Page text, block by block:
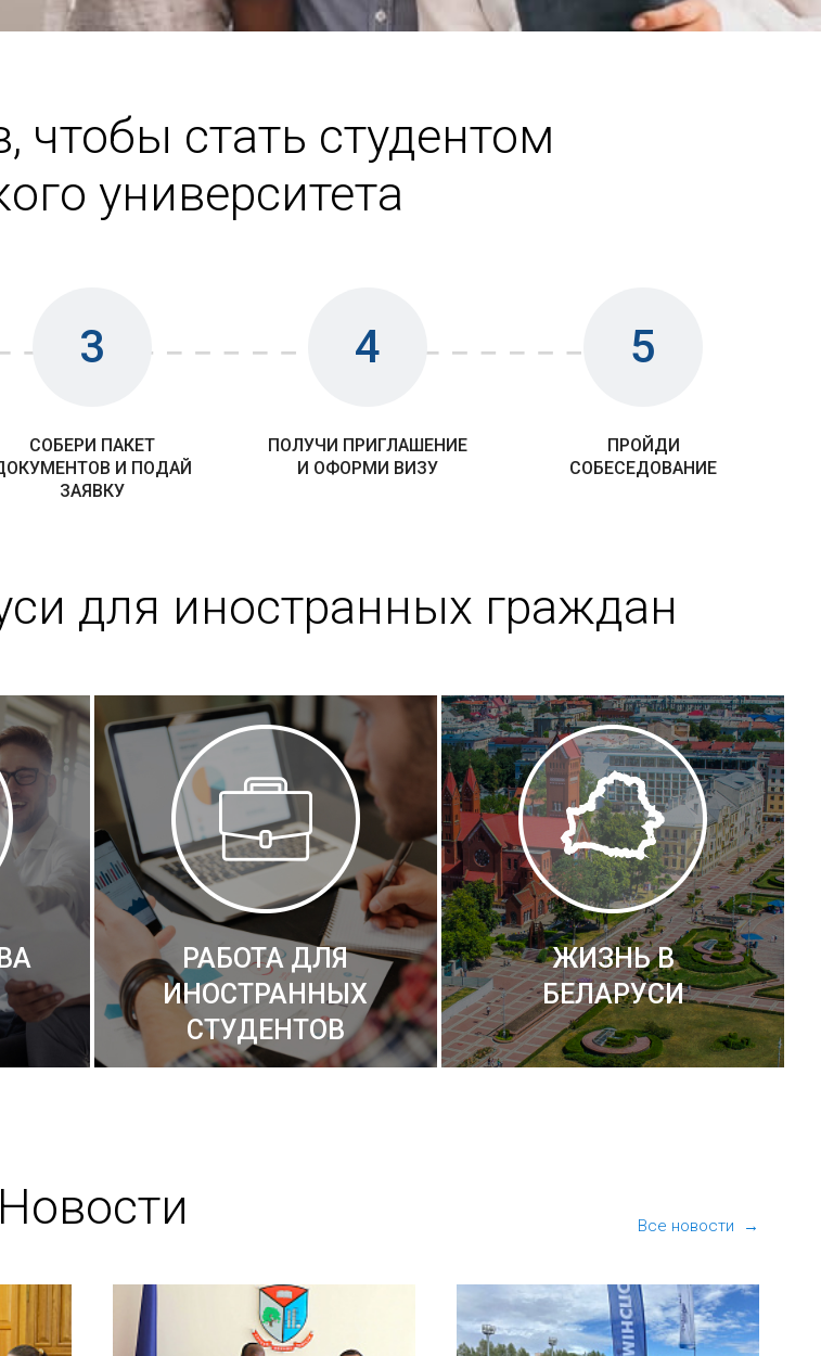
чтобы стать студентом
университета
3
СОБЕРИ ПАКЕТ
И ПОДАЙ
ЗАЯВКУ
4
ПОЛУЧИ ПРИГЛАШЕНИЕ
И ОФОРМИ ВИЗУ
5
ПРОЙДИ
СОБЕСЕДОВАНИЕ
для иностранных граждан
РАБОТА ДЛЯ
ИНОСТРАННЫХ
СТУДЕНТОВ
ЖИЗНЬ В
БЕЛАРУСИ
Новости Все новости →